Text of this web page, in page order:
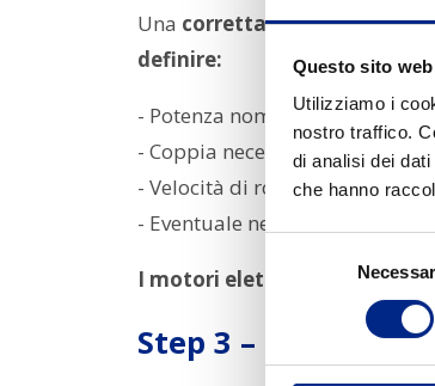
Questo sito
Utilizziamo i
nostro traffico.
di analisi dei
che hanno
Una corretta valutazione
definire:
- Potenza nominale richiesta
- Coppia necessaria in fase di
- Velocità di rotazione
- Eventuale necessità di
I motori elettrici Carpanelli
Step 3 –